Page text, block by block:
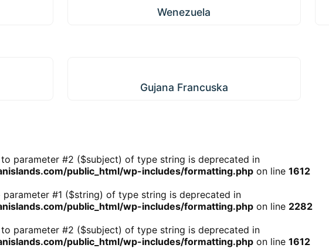
Wenezuela
Gujana Francuska
to parameter #2 ($subject) of type string is deprecated in
public_html/wp-includes/formatting.php on line 1612
parameter #1 ($string) of type string is deprecated in
public_html/wp-includes/formatting.php on line 2282
to parameter #2 ($subject) of type string is deprecated in
public_html/wp-includes/formatting.php on line 1612